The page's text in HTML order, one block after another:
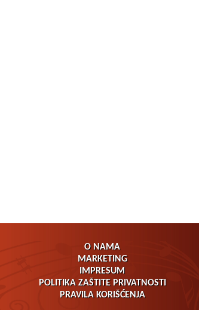
O NAMA
MARKETING
IMPRESUM
POLITIKA ZAŠTITE PRIVATNOSTI
PRAVILA KORIŠĆENJA